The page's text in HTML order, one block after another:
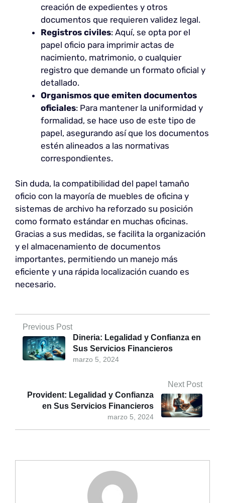
creación de expedientes y otros
documentos que requieren validez legal.
Registros civiles: Aquí, se opta por el
papel oficio para imprimir actas de
nacimiento, matrimonio, o cualquier
registro que demande un formato oficial y
detallado.
Organismos que emiten documentos
oficiales: Para mantener la uniformidad y
formalidad, se hace uso de este tipo de
papel, asegurando así que los documentos
estén alineados a las normativas
correspondientes.
Sin duda, la compatibilidad del papel tamaño
oficio con la mayoría de muebles de oficina y
sistemas de archivo ha reforzado su posición
como formato estándar en muchas oficinas.
Gracias a sus medidas, se facilita la organización
y el almacenamiento de documentos
importantes, permitiendo un manejo más
eficiente y una rápida localización cuando es
necesario.
Previous Post
marzo 5, 2024
Dineria: Legalidad y Confianza en
Sus Servicios Financieros
Next Post
marzo 5, 2024
Provident: Legalidad y Confianza
en Sus Servicios Financieros